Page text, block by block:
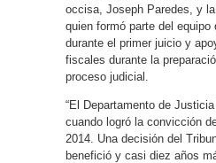
occisa, Joseph Paredes, y
quien formó parte del
durante el primer juicio y
fiscales durante la
proceso judicial.
“El Departamento de
cuando logró la convicción
2014. Una decisión del
benefició y casi diez años